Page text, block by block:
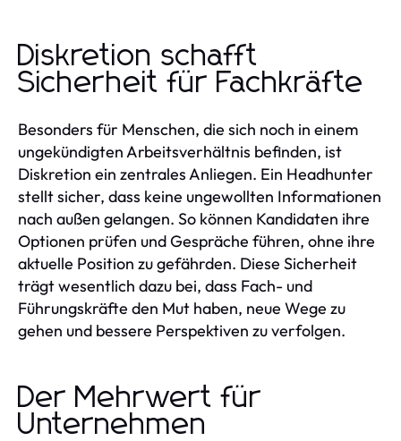
Diskretion schafft
Sicherheit für Fachkräfte
Besonders für Menschen, die sich noch in einem
ungekündigten Arbeitsverhältnis befinden, ist
Diskretion ein zentrales Anliegen. Ein Headhunter
stellt sicher, dass keine ungewollten Informationen
nach außen gelangen. So können Kandidaten ihre
Optionen prüfen und Gespräche führen, ohne ihre
aktuelle Position zu gefährden. Diese Sicherheit
trägt wesentlich dazu bei, dass Fach- und
Führungskräfte den Mut haben, neue Wege zu
gehen und bessere Perspektiven zu verfolgen.
Der Mehrwert für
Unternehmen